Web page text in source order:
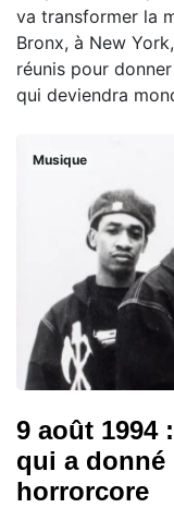
va transformer la
Bronx, à New
réunis pour
qui deviendra
Musique
9 août 1994
qui a donné
horrorcore